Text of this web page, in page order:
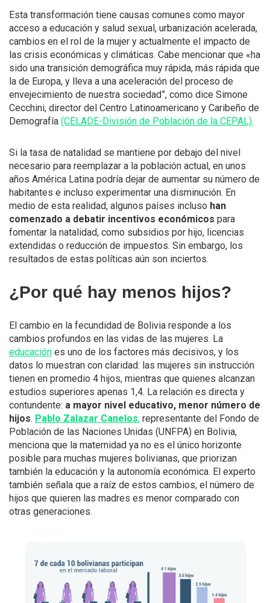
Esta transformación tiene causas comunes como mayor
acceso a educación y salud sexual, urbanización acelerada,
cambios en el rol de la mujer y actualmente el impacto de
las crisis económicas y climáticas. Cabe mencionar que «ha
sido una transición demográfica muy rápida, más rápida que
la de Europa, y lleva a una aceleración del proceso de
envejecimiento de nuestra sociedad”, como dice Simone
Cecchini, director del Centro Latinoamericano y Caribeño de
Demografía (CELADE-División de Población de la CEPAL).
Si la tasa de natalidad se mantiene por debajo del nivel
necesario para reemplazar a la población actual, en unos
años América Latina podría dejar de aumentar su número de
habitantes e incluso experimentar una disminución. En
medio de esta realidad, algunos países incluso han
comenzado a debatir incentivos económicos para
fomentar la natalidad, como subsidios por hijo, licencias
extendidas o reducción de impuestos. Sin embargo, los
resultados de estas políticas aún son inciertos.
¿Por qué hay menos hijos?
El cambio en la fecundidad de Bolivia responde a los
cambios profundos en las vidas de las mujeres. La
educación es uno de los factores más decisivos, y los
datos lo muestran con claridad: las mujeres sin instrucción
tienen en promedio 4 hijos, mientras que quienes alcanzan
estudios superiores apenas 1,4. La relación es directa y
contundente: a mayor nivel educativo, menor número de
hijos. Pablo Zalazar Canelos, representante del Fondo de
Población de las Naciones Unidas (UNFPA) en Bolivia,
menciona que la maternidad ya no es el único horizonte
posible para muchas mujeres bolivianas, que priorizan
también la educación y la autonomía económica. El experto
también señala que a raíz de estos cambios, el número de
hijos que quieren las madres es menor comparado con
otras generaciones.